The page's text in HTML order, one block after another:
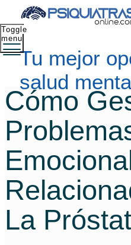
Tu mejor
salud
Toggle
menu
Cómo
La